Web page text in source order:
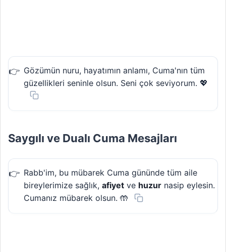
Gözümün nuru, hayatımın anlamı, Cuma'nın tüm
güzellikleri seninle olsun. Seni çok seviyorum. 💖
Saygılı ve Dualı Cuma Mesajları
Rabb'im, bu mübarek Cuma gününde tüm aile
bireylerimize sağlık, afiyet ve huzur nasip eylesin.
Cumanız mübarek olsun. 🤲